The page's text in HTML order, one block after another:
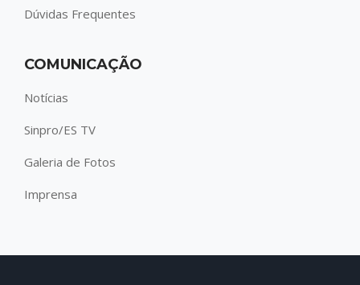
Dúvidas Frequentes
COMUNICAÇÃO
Notícias
Sinpro/ES TV
Galeria de Fotos
Imprensa